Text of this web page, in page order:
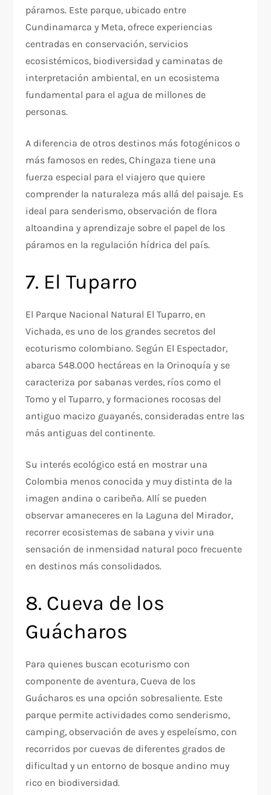
páramos. Este parque, ubicado entre
Cundinamarca y Meta, ofrece experiencias
centradas en conservación, servicios
ecosistémicos, biodiversidad y caminatas de
interpretación ambiental, en un ecosistema
fundamental para el agua de millones de
personas.​
A diferencia de otros destinos más fotogénicos o
más famosos en redes, Chingaza tiene una
fuerza especial para el viajero que quiere
comprender la naturaleza más allá del paisaje. Es
ideal para senderismo, observación de flora
altoandina y aprendizaje sobre el papel de los
páramos en la regulación hídrica del país.
7. El Tuparro
El Parque Nacional Natural El Tuparro, en
Vichada, es uno de los grandes secretos del
ecoturismo colombiano. Según El Espectador,
abarca 548.000 hectáreas en la Orinoquía y se
caracteriza por sabanas verdes, ríos como el
Tomo y el Tuparro, y formaciones rocosas del
antiguo macizo guayanés, consideradas entre las
más antiguas del continente.​
Su interés ecológico está en mostrar una
Colombia menos conocida y muy distinta de la
imagen andina o caribeña. Allí se pueden
observar amaneceres en la Laguna del Mirador,
recorrer ecosistemas de sabana y vivir una
sensación de inmensidad natural poco frecuente
en destinos más consolidados.
8. Cueva de los
Guácharos
Para quienes buscan ecoturismo con
componente de aventura, Cueva de los
Guácharos es una opción sobresaliente. Este
parque permite actividades como senderismo,
camping, observación de aves y espeleísmo, con
recorridos por cuevas de diferentes grados de
dificultad y un entorno de bosque andino muy
rico en biodiversidad.